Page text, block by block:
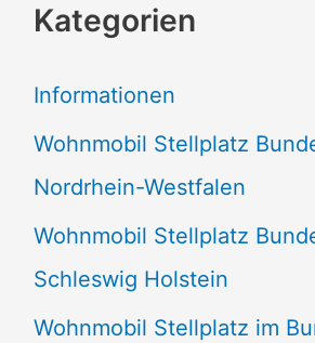
h
n
n
a
c
h
:
Kategorien
Informationen
Wohnmobil Stellplatz
Nordrhein-Westfalen
Wohnmobil Stellplatz
Schleswig Holstein
Wohnmobil Stellplatz im